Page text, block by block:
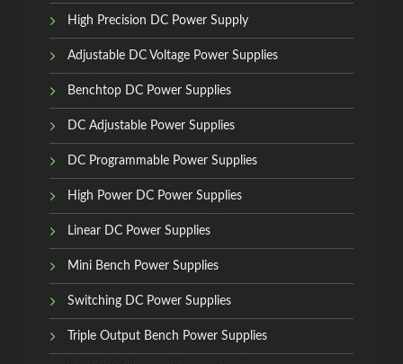
High Precision DC Power Supply
Adjustable DC Voltage Power Supplies
Benchtop DC Power Supplies
DC Adjustable Power Supplies
DC Programmable Power Supplies
High Power DC Power Supplies
Linear DC Power Supplies
Mini Bench Power Supplies
Switching DC Power Supplies
Triple Output Bench Power Supplies